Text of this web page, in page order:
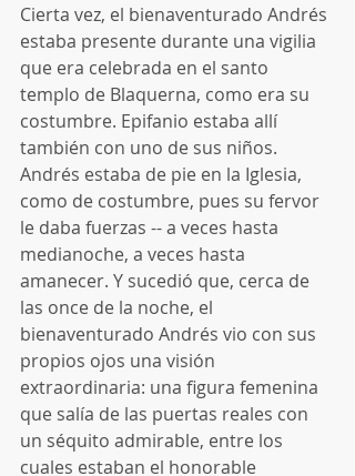
Cierta vez, el bienaventurado Andrés
estaba presente durante una vigilia
que era celebrada en el santo
templo de Blaquerna, como era su
costumbre. Epifanio estaba allí
también con uno de sus niños.
Andrés estaba de pie en la Iglesia,
como de costumbre, pues su fervor
le daba fuerzas -- a veces hasta
medianoche, a veces hasta
amanecer. Y sucedió que, cerca de
las once de la noche, el
bienaventurado Andrés vio con sus
propios ojos una visión
extraordinaria: una figura femenina
que salía de las puertas reales con
un séquito admirable, entre los
cuales estaban el honorable